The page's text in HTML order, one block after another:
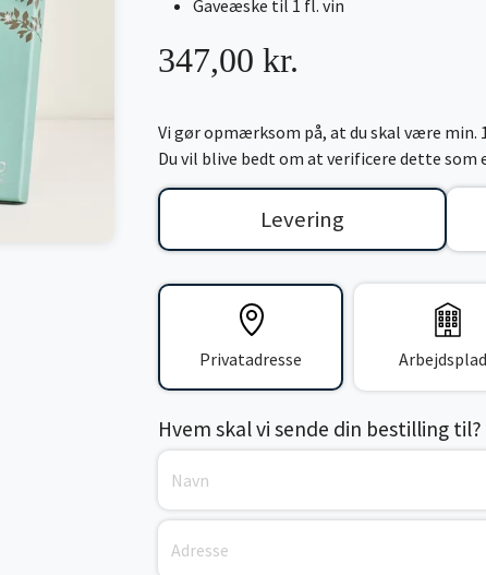
Gaveæske til 1 fl. vin
347,00 kr.
Vi gør opmærksom på, at du skal være min.
Du vil blive bedt om at verificere dette som
Levering
Privatadresse
Hvem skal vi sende din bestilling til?